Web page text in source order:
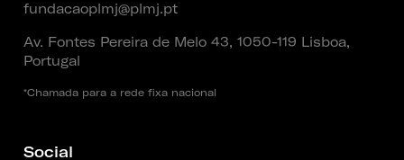
fundacaoplmj@plmj.pt
Av. Fontes Pereira de Melo 43, 1050-119 Lisboa,
Portugal
*Chamada para a rede fixa nacional
Social